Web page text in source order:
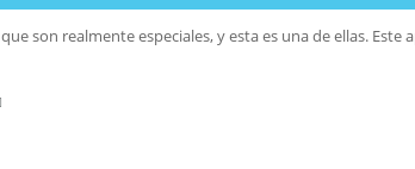
son realmente especiales, y esta es una de ellas.